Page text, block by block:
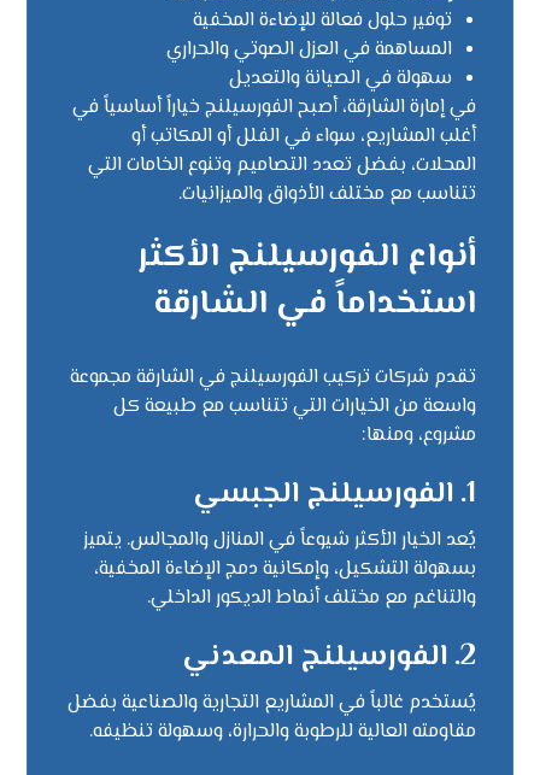
توفير حلول فعالة للإضاءة المخفية
المساهمة في العزل الصوتي والحراري
سهولة في الصيانة والتعديل
في إمارة الشارقة، أصبح الفورسيلنج خياراً أساسياً في
أغلب المشاريع، سواء في الفلل أو المكاتب أو
المحلات، بفضل تعدد التصاميم وتنوع الخامات التي
تتناسب مع مختلف الأذواق والميزانيات.
أنواع الفورسيلنج الأكثر
استخداماً في الشارقة
تقدم شركات تركيب الفورسيلنج في الشارقة مجموعة
واسعة من الخيارات التي تتناسب مع طبيعة كل
مشروع، ومنها:
1. الفورسيلنج الجبسي
يُعد الخيار الأكثر شيوعاً في المنازل والمجالس. يتميز
بسهولة التشكيل، وإمكانية دمج الإضاءة المخفية،
والتناغم مع مختلف أنماط الديكور الداخلي.
2. الفورسيلنج المعدني
يُستخدم غالباً في المشاريع التجارية والصناعية بفضل
مقاومته العالية للرطوبة والحرارة، وسهولة تنظيفه.